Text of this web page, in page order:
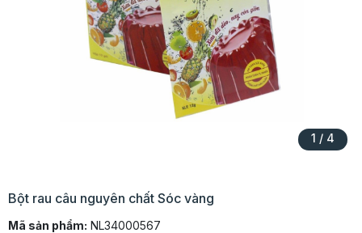
1 / 4
Bột rau câu nguyên chất Sóc vàng
Mã sản phẩm: NL34000567